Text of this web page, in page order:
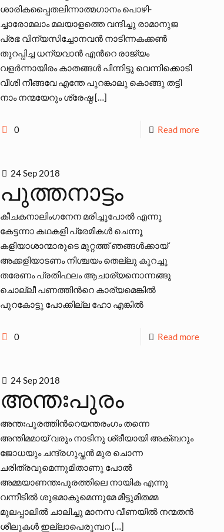
ശാരികപ്പൈതലിന്നാത്മഗാനം പൊഴി-
ച്ചാരോമലാം മലയാളത്തെ വന്ദിച്ചു രാമാനുജ
പ്രഭ വിന്യസിച്ചോനവന്‍ നാടിന്നകക്കണ്‍
തുറപ്പിച്ച ധന്യവാന്‍ എന്‍റെ രാജ്യം
വളര്‍ന്നായിരം കാതങ്ങള്‍ പിന്നിട്ടു വെന്നിക്കൊടി
വീശി നീങ്ങവേ എന്തേ പുറങ്കാലു കൊങ്ങു തട്ടി
നാം നന്മയേറും ശ്രേഷ്ഠ[…]
0 Read more
24 Sep 2018
പുത്തനാട്ടം
കീചകനാലിംഗനേന മരിച്ചുപോല്‍ എന്നു
കേട്ടന്നാ കഥകളി പ്രേമികള്‍ ചെന്നൂ
കളിയാശാന്മാരുടെ മുറ്റത്ത് ഞങ്ങള്‍ക്കായ്
അക്കളിയാടണം നിശ്ചയം തെല്ലു കുറച്ചു
തരേണം പ്രതിഫലം ആചാര്യനൊന്നങ്ങു
ചൊല്ലീ പണത്തിന്‍റെ കാര്യമെങ്കില്‍
പുറകോട്ടു പോക്കില്ല ഹോ എങ്കില്‍
0 Read more
24 Sep 2018
അന്തഃപുരം
അന്തഃപുരത്തിന്‍റെയന്തരംഗം തന്നെ
അന്തിമമായ് വരും നാടിനു ശ്രീയായി അക്ബറും
ജോധയും ചന്ദ്രഗുപ്തന്‍ മുര ചൊന്ന
ചരിത്രവുമെന്നുമിതാണു പോല്‍
അമ്മയാണന്തഃപുരത്തിലെ നായിക എന്നു
വന്നീടില്‍ ശുഭമാകുമെന്നുമേ മീട്ടുമിതമ്മ
മുലപ്പാലില്‍ ചാലിച്ചു മാനസ വീണയില്‍ നന്മതന്‍
ശീലുകള്‍ ഇല്ലാപെരുമ്പറ[…]